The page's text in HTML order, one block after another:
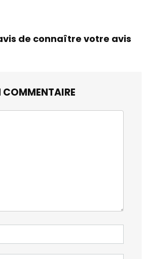
de connaître votre avis
COMMENTAIRE